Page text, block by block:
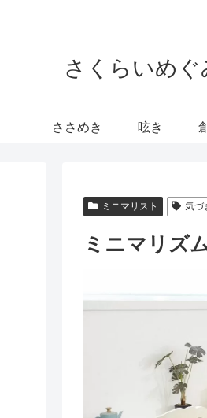
さくらいめ
ささめき 呟き
ミニマリスト 気づ
ミニマリズ